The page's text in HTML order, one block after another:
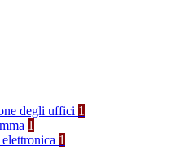
degli uffici 1
1
1